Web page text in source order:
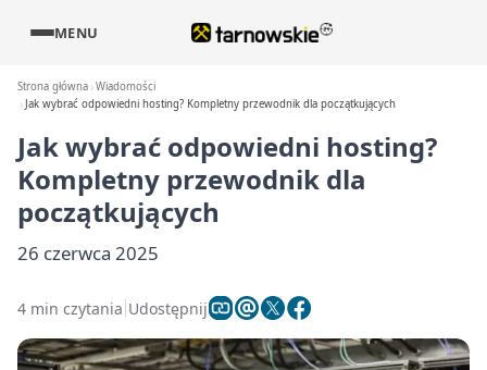
MENU
Strona główna Wiadomości
Jak wybrać odpowiedni hosting? Kompletny przewodnik dla początkujących
Jak wybrać odpowiedni hosting?
Kompletny przewodnik dla
początkujących
26 czerwca 2025
4 min czytania Udostępnij